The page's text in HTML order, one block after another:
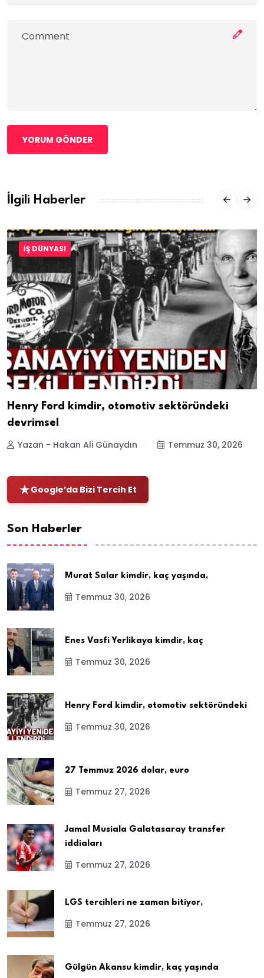
YORUM GÖNDER
İlgili Haberler
İŞ DÜNYASI
Henry Ford kimdir, otomotiv sektöründeki
devrimsel
Yazan - Hakan Ali Günaydın Temmuz 30, 2026
Google’da Bizi Tercih Et
Son Haberler
Murat Salar kimdir, kaç yaşında,
Temmuz 30, 2026
Enes Vasfi Yerlikaya kimdir, kaç
Temmuz 30, 2026
Henry Ford kimdir, otomotiv sektöründeki
Temmuz 30, 2026
27 Temmuz 2026 dolar, euro
Temmuz 27, 2026
Jamal Musiala Galatasaray transfer
iddiaları
Temmuz 27, 2026
LGS tercihleri ne zaman bitiyor,
Temmuz 27, 2026
Gülgün Akansu kimdir, kaç yaşında